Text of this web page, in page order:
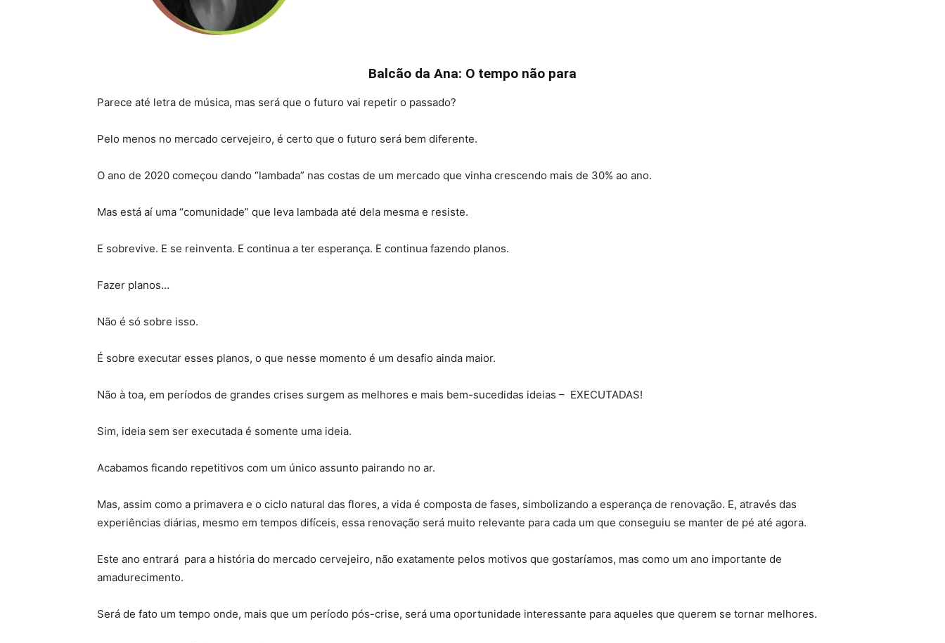
Balcão da Ana: O tempo não para
Parece até letra de música, mas será que o futuro vai repetir o passado?
Pelo menos no mercado cervejeiro, é certo que o futuro será bem diferente.
O ano de 2020 começou dando “lambada” nas costas de um mercado que vinha crescendo mais de 30% ao ano.
Mas está aí uma “comunidade” que leva lambada até dela mesma e resiste.
E sobrevive. E se reinventa. E continua a ter esperança. E continua fazendo planos.
Fazer planos…
Não é só sobre isso.
É sobre executar esses planos, o que nesse momento é um desafio ainda maior.
Não à toa, em períodos de grandes crises surgem as melhores e mais bem-sucedidas ideias – EXECUTADAS!
Sim, ideia sem ser executada é somente uma ideia.
Acabamos ficando repetitivos com um único assunto pairando no ar.
Mas, assim como a primavera e o ciclo natural das flores, a vida é composta de fases, simbolizando a esperança de renovação. E, através das
experiências diárias, mesmo em tempos difíceis, essa renovação será muito relevante para cada um que conseguiu se manter de pé até agora.
Este ano entrará para a história do mercado cervejeiro, não exatamente pelos motivos que gostaríamos, mas como um ano importante de
amadurecimento.
Será de fato um tempo onde, mais que um período pós-crise, será uma oportunidade interessante para aqueles que querem se tornar melhores.